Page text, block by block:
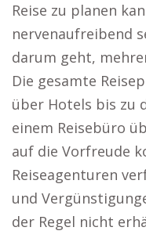
Reise zu planen
nervenaufreibend
darum geht,
Die gesamte
über Hotels bis zu
einem Reisebüro
auf die Vorfreude
Reiseagenturen
und
der Regel nicht